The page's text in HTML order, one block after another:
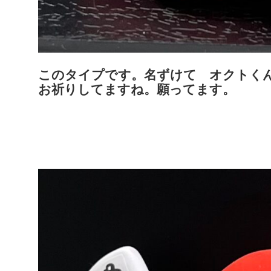
このタイプです。名ずけて オクトく
お祈りしてますね。願ってます。